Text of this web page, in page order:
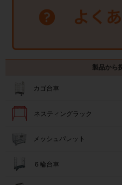
製品から
カゴ台車
ネスティングラック
メッシュパレット
６輪台車